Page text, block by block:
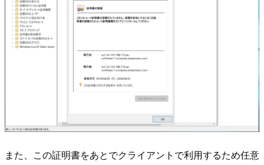
また、この証明書をあとでクライアントで利用するため任意